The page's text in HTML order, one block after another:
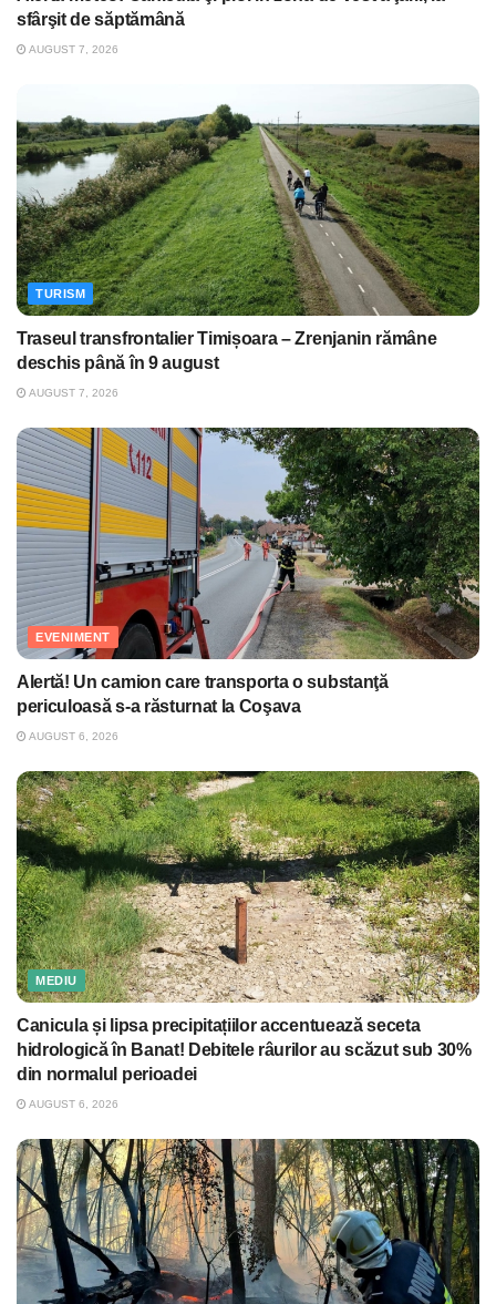
sfârşit de săptămână
AUGUST 7, 2026
TURISM
Traseul transfrontalier Timișoara – Zrenjanin rămâne
deschis până în 9 august
AUGUST 7, 2026
EVENIMENT
Alertă! Un camion care transporta o substanţă
periculoasă s-a răsturnat la Coşava
AUGUST 6, 2026
MEDIU
Canicula și lipsa precipitațiilor accentuează seceta
hidrologică în Banat! Debitele râurilor au scăzut sub 30%
din normalul perioadei
AUGUST 6, 2026